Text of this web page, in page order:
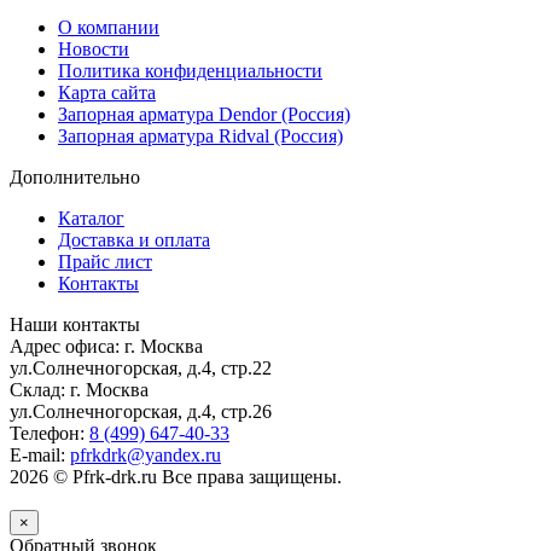
О компании
Новости
Политика конфиденциальности
Карта сайта
Запорная арматура Dendor (Россия)
Запорная арматура Ridval (Россия)
Дополнительно
Каталог
Доставка и оплата
Прайс лист
Контакты
Наши контакты
Адрес офиса: г. Москва
ул.Солнечногорская, д.4, стр.22
Склад: г. Москва
ул.Солнечногорская, д.4, стр.26
Телефон: 8 (499) 647-40-33
E-mail: pfrkdrk@yandex.ru
2026 © Pfrk-drk.ru Все права защищены.
×
Обратный звонок